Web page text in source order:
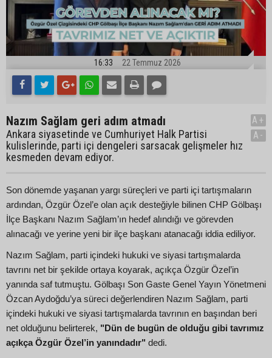
16:33 22 Temmuz 2026
Nazım Sağlam geri adım atmadı
Ankara siyasetinde ve Cumhuriyet Halk Partisi
kulislerinde, parti içi dengeleri sarsacak gelişmeler hız
kesmeden devam ediyor.
A+
A-
Son dönemde yaşanan yargı süreçleri ve parti içi tartışmaların
ardından, Özgür Özel’e olan açık desteğiyle bilinen CHP Gölbaşı
İlçe Başkanı Nazım Sağlam’ın hedef alındığı ve görevden
alınacağı ve yerine yeni bir ilçe başkanı atanacağı iddia ediliyor.
Nazım Sağlam, parti içindeki hukuki ve siyasi tartışmalarda
tavrını net bir şekilde ortaya koyarak, açıkça Özgür Özel’in
yanında saf tutmuştu. Gölbaşı Son Gaste Genel Yayın Yönetmeni
Özcan Aydoğdu’ya süreci değerlendiren Nazım Sağlam, parti
içindeki hukuki ve siyasi tartışmalarda tavrının en başından beri
net olduğunu belirterek, "Dün de bugün de olduğu gibi tavrımız
açıkça Özgür Özel’in yanındadır" dedi.